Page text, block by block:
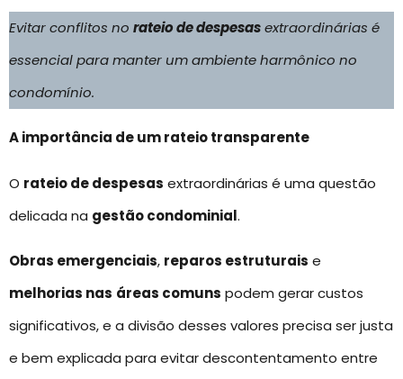
Evitar conflitos no rateio de despesasextraordinárias é
essencial para manter um ambiente harmônico no
condomínio.
A importância de um rateio transparente
O rateio de despesas extraordinárias é uma questão
delicada na gestão condominial.
Obras emergenciais, reparos estruturais e
melhorias nas áreas comuns podem gerar custos
significativos, e a divisão desses valores precisa ser justa
e bem explicada para evitar descontentamento entre